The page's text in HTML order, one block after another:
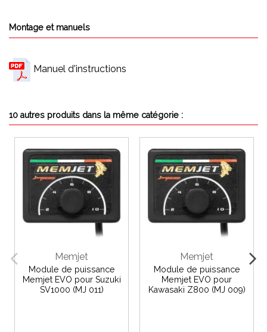
Montage et manuels
Manuel d'instructions
10 autres produits dans la même catégorie :
Memjet
Module de puissance
Memjet EVO pour Suzuki
SV1000 (MJ 011)
Memjet
Module de puissance
Memjet EVO pour
Kawasaki Z800 (MJ 009)